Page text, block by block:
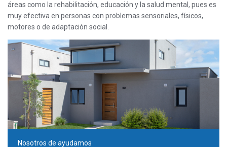
áreas como la rehabilitación, educación y la salud mental, pues es
muy efectiva en personas con problemas sensoriales, físicos,
motores o de adaptación social.
Nosotros de ayudamos